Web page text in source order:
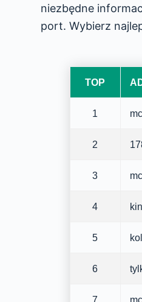
niezbędne
port. Wybierz
TOP
1
2
3
4
5
6
7